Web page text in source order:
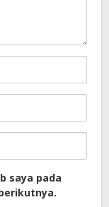
saya pada